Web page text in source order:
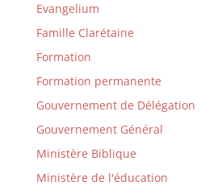
Evangelium
Famille Clarétaine
Formation
Formation permanente
Gouvernement de Délégation
Gouvernement Général
Ministère Biblique
Ministère de l'éducation